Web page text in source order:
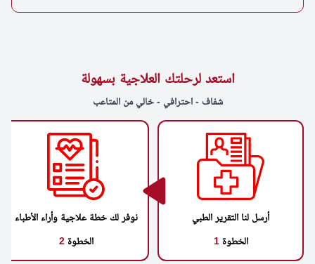
استعد لرحلتك العلاجية بسهولة
شفاف - احترافي - خالي من المتاعب
أرسل لنا التقرير الطبي
الخطوة1
نوفر لك خطة علاجية وأراء الأطباء
الخطوة2